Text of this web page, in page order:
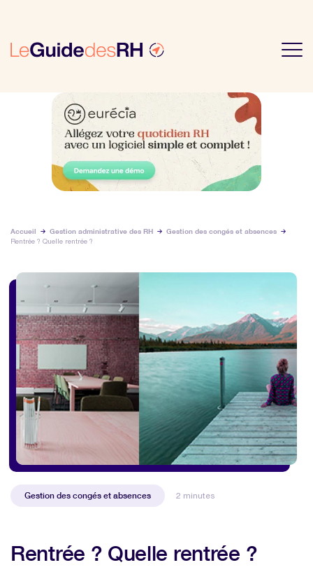
Accueil Gestion administrative des RH
Gestion des congés et absences
Rentrée ? Quelle rentrée ?
Gestion des congés et absences 2 minutes
Rentrée ? Quelle rentrée ?